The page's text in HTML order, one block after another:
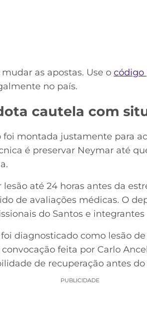
as apostas. Use o código
no país.
cautela com
montada justamente para
é preservar Neymar até
até 24 horas antes da
de avaliações médicas. O
do Santos e
diagnosticado como lesão de
feita por Carlo
de recuperação antes do
PUBLICIDADE